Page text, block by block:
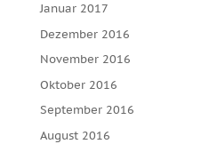
Januar 2017
Dezember 2016
November 2016
Oktober 2016
September 2016
August 2016